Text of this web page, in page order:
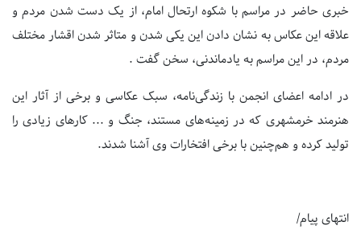
خبری حاضر در مراسم با شکوه ارتحال امام، از یک دست شدن مردم و
علاقه این عکاس به نشان دادن این یکی شدن و متاثر شدن اقشار مختلف
مردم، در این مراسم به یادماندنی، سخن گفت .
در ادامه اعضای انجمن با زندگی‌نامه، سبک عکاسی و برخی از آثار این
هنرمند خرمشهری که در زمینه‌های مستند، جنگ و ... کارهای زیادی را
تولید کرده و هم‌چنین با برخی افتخارات وی آشنا شدند.
انتهای پیام/